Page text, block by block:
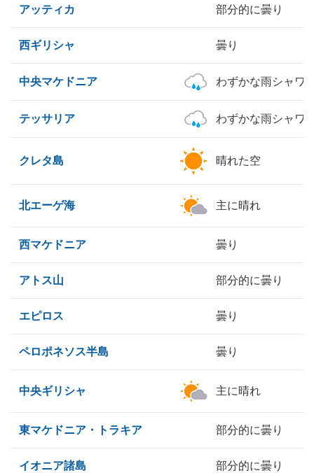
アッティカ 部分的に曇り
西ギリシャ 曇り
中央マケドニア わずかな雨シャワ
テッサリア わずかな雨シャワ
クレタ島 晴れた空
北エーゲ海 主に晴れ
西マケドニア 曇り
アトス山 部分的に曇り
エピロス 曇り
ペロポネソス半島 曇り
中央ギリシャ 主に晴れ
東マケドニア・トラキア 部分的に曇り
イオニア諸島 部分的に曇り